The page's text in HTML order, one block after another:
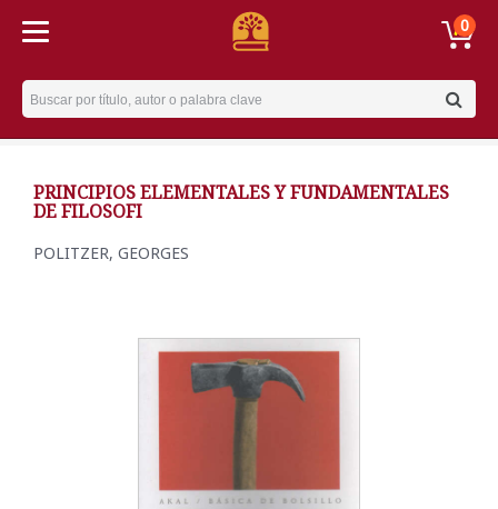
0
Username
PRINCIPIOS ELEMENTALES Y FUNDAMENTALES
DE FILOSOFI
POLITZER, GEORGES